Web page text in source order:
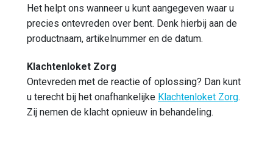
Het helpt ons wanneer u kunt aangegeven waar u
precies ontevreden over bent. Denk hierbij aan de
productnaam, artikelnummer en de datum.
Klachtenloket Zorg
Ontevreden met de reactie of oplossing? Dan kunt
u terecht bij het onafhankelijke Klachtenloket Zorg.
Zij nemen de klacht opnieuw in behandeling.